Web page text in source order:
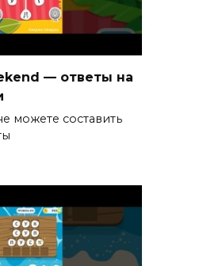
— ответы на
можете составить